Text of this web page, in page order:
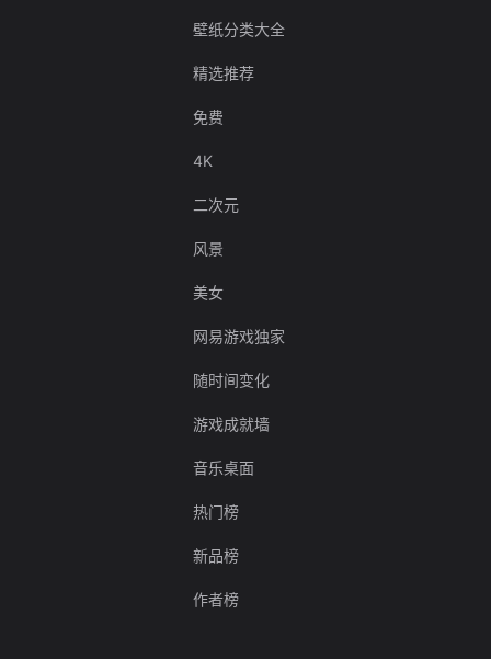
壁纸分类大全
精选推荐
免费
4K
二次元
风景
美女
网易游戏独家
随时间变化
游戏成就墙
音乐桌面
热门榜
新品榜
作者榜